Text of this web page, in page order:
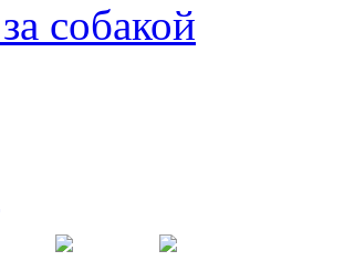
собакой